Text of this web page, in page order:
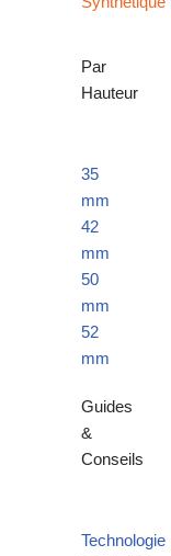
Par
Hauteur
35
mm
42
mm
50
mm
52
mm
Guides
&
Conseils
Technologie